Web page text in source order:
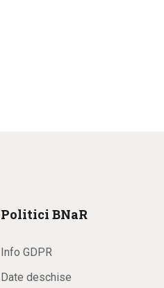
Politici BNaR
Info GDPR
Date deschise